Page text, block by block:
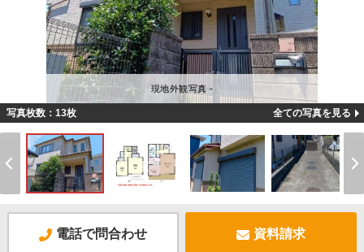
現地外観写真 -
写真枚数：13枚 全ての写真を見る
電話で問合わせ 資料請求